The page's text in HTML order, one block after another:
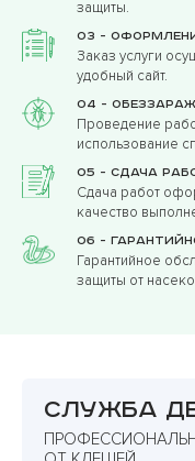
защиты.
03 -
Заказ услуги
удобный сайт.
04 -
Проведение
использование
05 - Сдача
Сдача работ
качество
06 -
Гарантийное
защиты от
Служба